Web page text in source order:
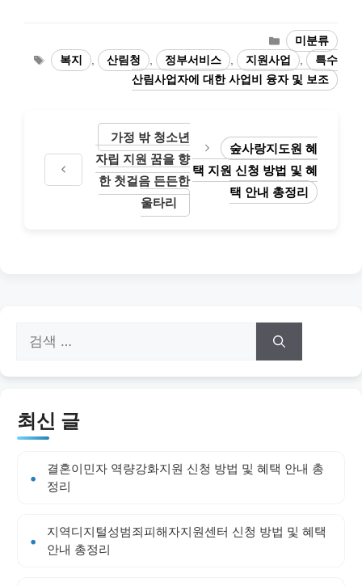
카
테
고
리
미분류
태
그
복지 , 산림청 , 정부서비스 , 지원사업 ,
특수
산림사업자에 대한 사업비 융자 및 보조
가정 밖 청소년
자립 지원 꿈을 향
한 첫걸음 든든한
울타리
숲사랑지도원 혜
택 지원 신청 방법 및 혜
택 안내 총정리
최신 글
결혼이민자 역량강화지원 신청 방법 및 혜택 안내 총
정리
지역디지털성범죄피해자지원센터 신청 방법 및 혜택
안내 총정리